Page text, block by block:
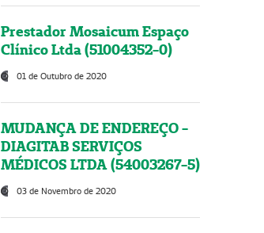
Prestador Mosaicum Espaço
Clínico Ltda (51004352-0)
01 de Outubro de 2020
MUDANÇA DE ENDEREÇO -
DIAGITAB SERVIÇOS
MÉDICOS LTDA (54003267-5)
03 de Novembro de 2020